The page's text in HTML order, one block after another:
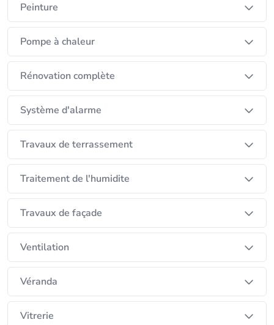
Peinture
Pompe à chaleur
Rénovation complète
Système d'alarme
Travaux de terrassement
Traitement de l'humidite
Travaux de façade
Ventilation
Véranda
Vitrerie